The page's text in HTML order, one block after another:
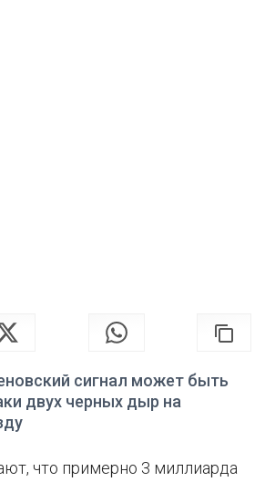
сигнал может быть
двух черных дыр на
что примерно 3 миллиарда